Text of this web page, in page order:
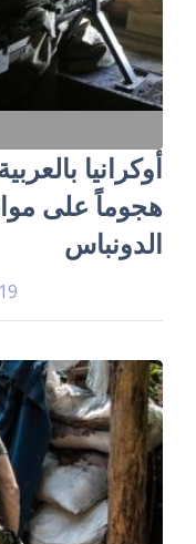
هجوماً على
الدونباس